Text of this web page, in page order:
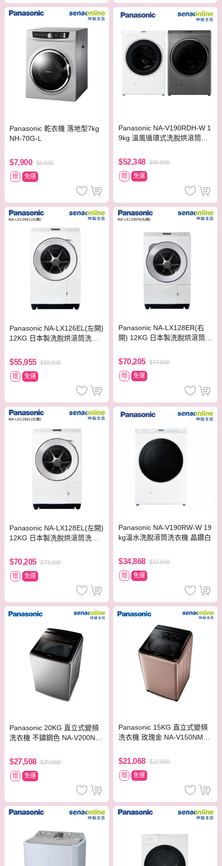
Panasonic 乾衣機 落地型7kg
NH-70G-L
$7,900 $8,590
贈
免運
Panasonic NA-V190RDH-W 1
9kg 溫風循環式洗脫烘滾筒洗
$52,348 $56,900
贈
免運
Panasonic NA-LX126EL(左開)
12KG 日本製洗脫烘滾筒洗衣
$55,955 $58,900
贈
免運
Panasonic NA-LX128ER(右
開) 12KG 日本製洗脫烘滾筒洗
$70,205 $73,900
贈
免運
Panasonic NA-LX128EL(左開)
12KG 日本製洗脫烘滾筒洗衣
$70,205 $73,900
贈
免運
Panasonic NA-V190RW-W 19
kg溫水洗脫滾筒洗衣機 晶鑽白
$34,868 $37,900
贈
免運
Panasonic 20KG 直立式變頻
洗衣機 不鏽鋼色 NA-V200NM
$27,508 $29,900
贈
免運
Panasonic 15KG 直立式變頻
洗衣機 玫瑰金 NA-V150NM-P
$21,068 $22,900
贈
免運